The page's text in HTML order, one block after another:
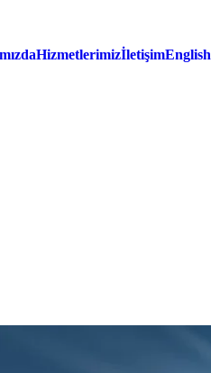
HizmetlerimizİletişimEnglish